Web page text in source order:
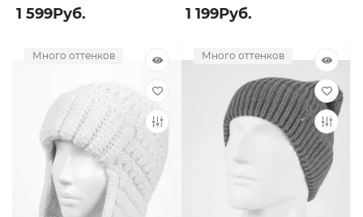
1 599Руб. 1 199Руб.
Много оттенков Много оттенков